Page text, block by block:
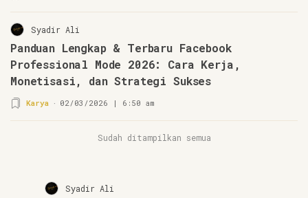
Syadir Ali
Panduan Lengkap & Terbaru Facebook
Professional Mode 2026: Cara Kerja,
Monetisasi, dan Strategi Sukses
Karya 02/03/2026 | 6:50 am
Sudah ditampilkan semua
Syadir Ali